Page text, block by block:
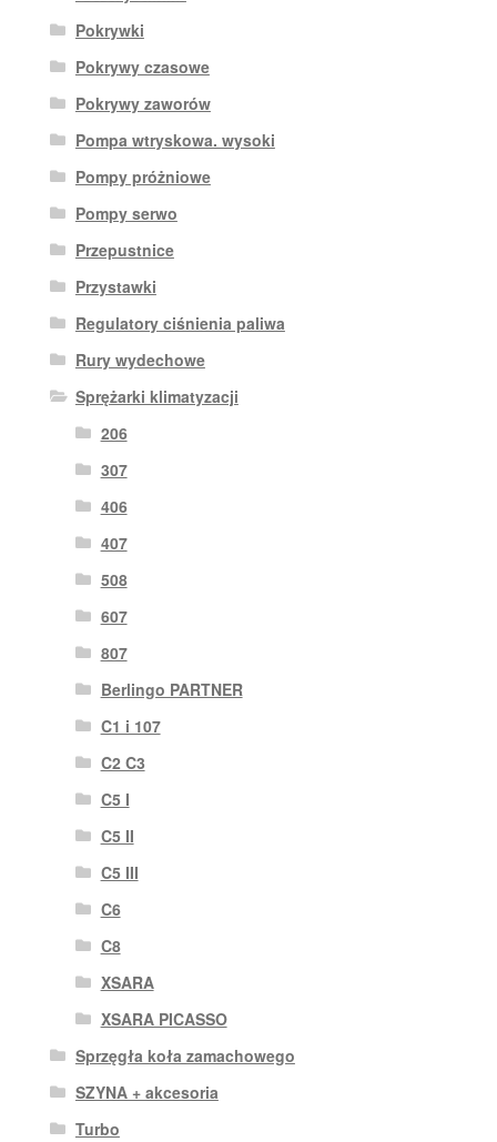
Pokrywki
Pokrywy czasowe
Pokrywy zaworów
Pompa wtryskowa. wysoki
Pompy próżniowe
Pompy serwo
Przepustnice
Przystawki
Regulatory ciśnienia paliwa
Rury wydechowe
Sprężarki klimatyzacji
206
307
406
407
508
607
807
Berlingo PARTNER
C1 i 107
C2 C3
C5 I
C5 II
C5 III
C6
C8
XSARA
XSARA PICASSO
Sprzęgła koła zamachowego
SZYNA + akcesoria
Turbo